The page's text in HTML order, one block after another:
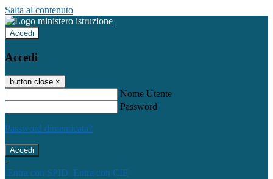
Salta al contenuto
Accedi
Accedi
button close ×
Nome Utente
Password
Password dimenticata?
-
Entra con SPID Entra con CIE